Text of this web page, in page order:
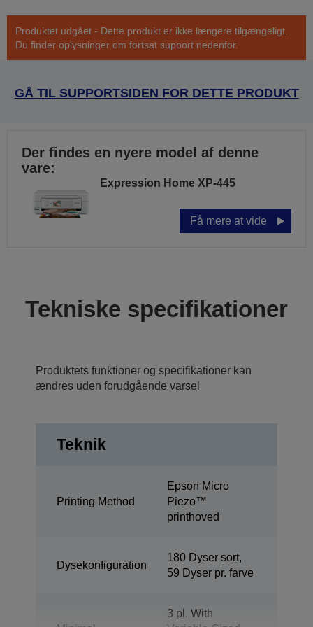
Produktet udgået - Dette produkt er ikke længere tilgængeligt.
Du finder oplysninger om fortsat support nedenfor.
GÅ TIL SUPPORTSIDEN FOR DETTE PRODUKT
Der findes en nyere model af denne
vare:
Expression Home XP-445
Få mere at vide
Tekniske specifikationer
Produktets funktioner og specifikationer kan
ændres uden forudgående varsel
Teknik
Printing Method
Epson Micro
Piezo™
printhoved
Dysekonfiguration
180 Dyser sort,
59 Dyser pr. farve
3 pl, With